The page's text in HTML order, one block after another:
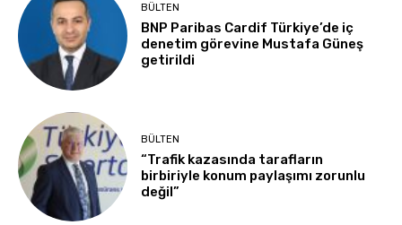
BÜLTEN
BNP Paribas Cardif Türkiye’de iç
denetim görevine Mustafa Güneş
getirildi
BÜLTEN
“Trafik kazasında tarafların
birbiriyle konum paylaşımı zorunlu
değil”